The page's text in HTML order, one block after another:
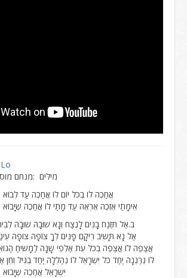
מילים :מנחם
אֲחַכֶה לוֹ בְכֹל יוֹם לוֹ אֲחַכֶה עַד
אֵימָתַי אֶזְכֶה אֶרְאֶה עַד מָתַי לוֹ אֲחַכֶה
ב.אַל תִּּזְנַח בָנִּים לָנֶצַח וְנָא שוּבָהּ שוּבָהּ
אַל נָא תָּשִּיב רֵיקָם פָנִּים לְךָ צוֹפָה צוֹפָה
אֲצַפֶה לוֹ אֲצַפֶה בְכֹל עֵת אַלְפֵי שָנָה לַמָשִּיחַ
לוֹ נְרַנֵנָה יַחַד כֹל יִּשְרָאֵל לוֹ נְהַלֵלָה יַחַד בְגִּיל
יִּשְרָאֵל אֲחַכֶה